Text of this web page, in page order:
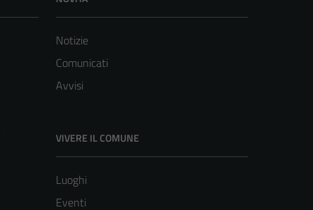
Notizie
Comunicati
Avvisi
VIVERE IL COMUNE
Luoghi
Eventi